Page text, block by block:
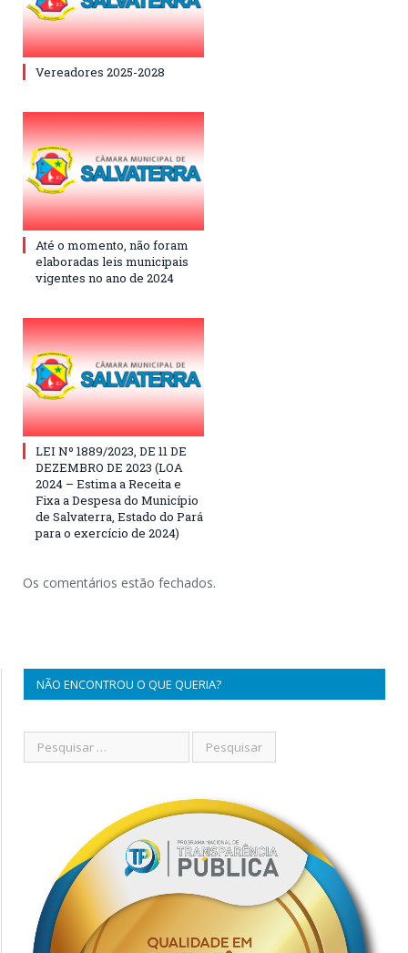
Vereadores 2025-2028
Até o momento, não foram
elaboradas leis municipais
vigentes no ano de 2024
LEI Nº 1889/2023, DE 11 DE
DEZEMBRO DE 2023 (LOA
2024 – Estima a Receita e
Fixa a Despesa do Município
de Salvaterra, Estado do Pará
para o exercício de 2024)
Os comentários estão fechados.
NÃO ENCONTROU O QUE QUERIA?